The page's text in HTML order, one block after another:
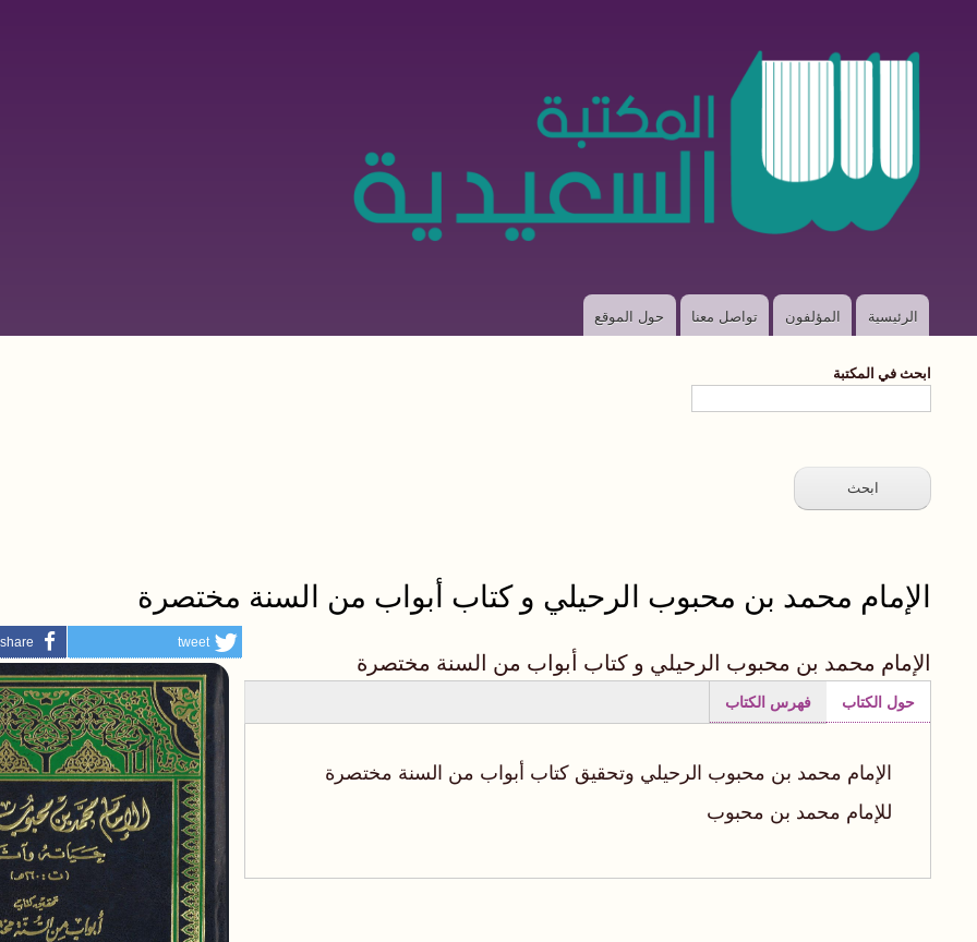
Mainالرئيسية المؤلفون تواصل معنا حول الموقع
ابحث في المكتبة
الإمام محمد بن محبوب الرحيلي و كتاب أبواب من السنة مختصرة
الإمام محمد بن محبوب الرحيلي و كتاب أبواب من السنة مختصرة
حول الكتاب
(علامة
النشطة)
فهرس الكتاب
الإمام محمد بن محبوب الرحيلي وتحقيق كتاب أبواب من السنة مختصرة
للإمام محمد بن محبوب
tweet
share